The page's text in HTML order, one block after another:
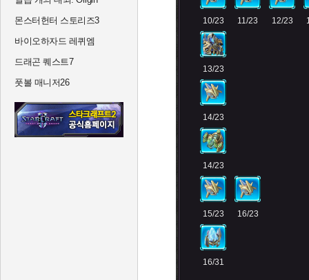
몬스터헌터 스토리즈3
바이오하자드 레퀴엠
드래곤 퀘스트7
풋볼 매니저26
10/23 11/23 12/23
13/23
14/23
14/23
15/23 16/23
16/31